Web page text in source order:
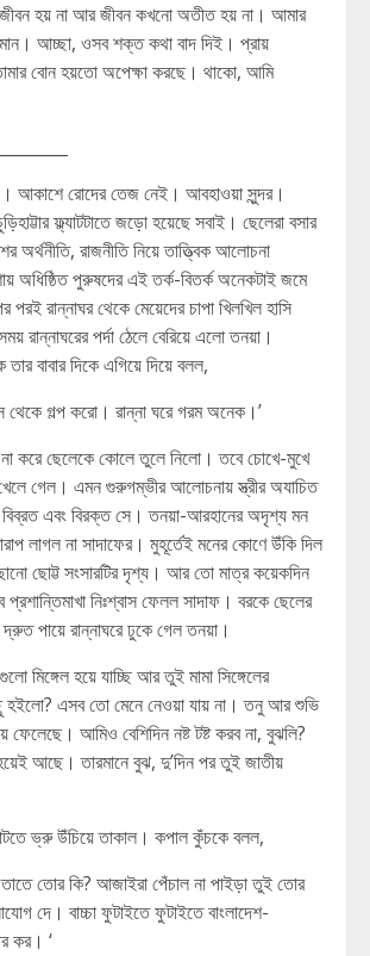
হয় না আর জীবন কখনো অতীত হয় না। আমার
আচ্ছা, ওসব শক্ত কথা বাদ দিই। প্রায়
বোন হয়তো অপেক্ষা করছে। থাকো, আমি
আকাশে রোদের তেজ নেই। আবহাওয়া সুন্দর।
ফ্ল্যাটটাতে জড়ো হয়েছে সবাই। ছেলেরা বসার
অর্থনীতি, রাজনীতি নিয়ে তাত্ত্বিক আলোচনা
অধিষ্ঠিত পুরুষদের এই তর্ক-বিতর্ক অনেকটাই জমে
রান্নাঘর থেকে মেয়েদের চাপা খিলখিল হাসি
পর্দা ঠেলে বেরিয়ে এলো তনয়া।
বাবার দিকে এগিয়ে দিয়ে বলল,
গল্প করো। রান্না ঘরে গরম অনেক।’
করে ছেলেকে কোলে তুলে নিলো। তবে চোখে-মুখে
গেল। এমন গুরুগম্ভীর আলোচনায় স্ত্রীর অযাচিত
বিব্রত এবং বিরক্ত সে। তনয়া-আরহানের অদৃশ্য মন
লাগল না সাদাফের। মুহূর্তেই মনের কোণে উঁকি দিল
ছোট্ট সংসারটির দৃশ্য। আর তো মাত্র কয়েকদিন
প্রশান্তিমাখা নিঃশ্বাস ফেলল সাদাফ। বরকে ছেলের
পায়ে রান্নাঘরে ঢুকে গেল তনয়া।
মিঙ্গেল হয়ে যাচ্ছি আর তুই মামা সিঙ্গেলের
হইলো? এসব তো মেনে নেওয়া যায় না। তনু আর শুভি
ফেলেছে। আমিও বেশিদিন নষ্ট টষ্ট করব না, বুঝলি?
আছে। তারমানে বুঝ, দু’দিন পর তুই জাতীয়
ভ্রু উঁচিয়ে তাকাল। কপাল কুঁচকে বলল,
তোর কি? আজাইরা পেঁচাল না পাইড়া তুই তোর
দে। বাচ্চা ফুটাইতে ফুটাইতে বাংলাদেশ-
কর। ‘